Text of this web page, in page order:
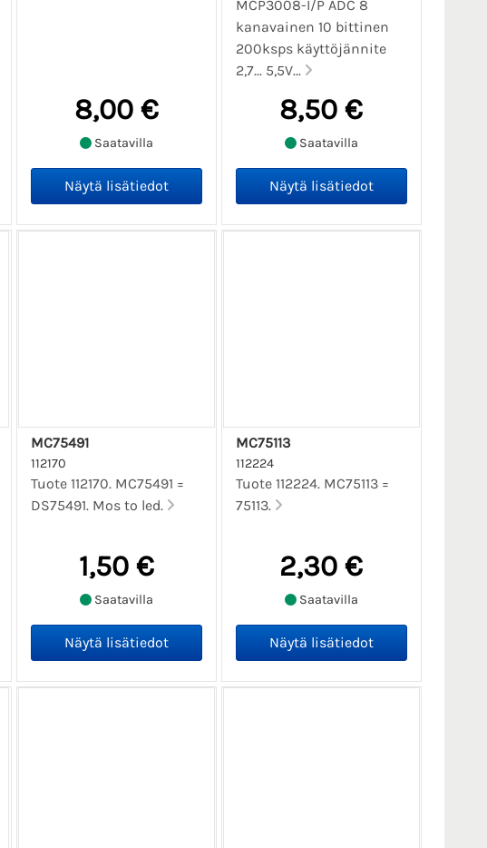
8,00 €
Saatavilla
MCP3008-I/P ADC 8
kanavainen 10 bittinen
200ksps käyttöjännite
2,7... 5,5V...
8,50 €
Saatavilla
MC75491
112170
Tuote 112170. MC75491 =
DS75491. Mos to led.
1,50 €
Saatavilla
MC75113
112224
Tuote 112224. MC75113 =
75113.
2,30 €
Saatavilla